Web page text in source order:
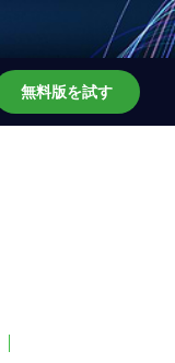
無料版を試す